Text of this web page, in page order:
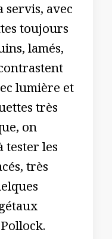
servis, avec
toujours
lamés,
lumière et
très
on
tester les
très